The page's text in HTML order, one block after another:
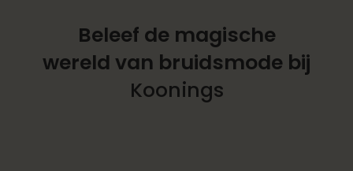
Beleef de magische
wereld van bruidsmode bij
Koonings